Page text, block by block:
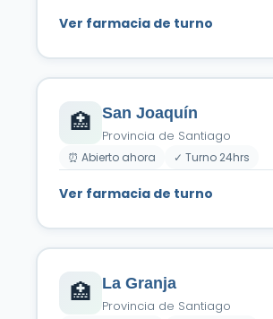
Ver farmacia de turno
🏥 San Joaquín
Provincia de Santiago
⏰ Abierto ahora ✓ Turno 24hrs
Ver farmacia de turno
🏥 La Granja
Provincia de Santiago